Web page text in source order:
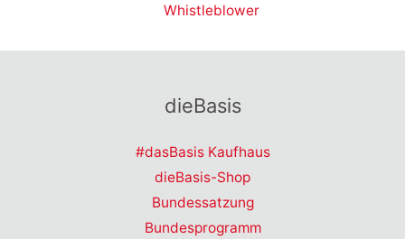
Whistleblower
dieBasis
#dasBasis Kaufhaus
dieBasis-Shop
Bundessatzung
Bundesprogramm